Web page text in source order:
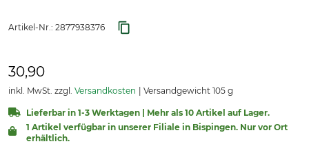
Artikel-Nr.: 2877938376
30,90
inkl. MwSt. zzgl. Versandkosten Versandgewicht 105 g
Lieferbar in 1-3 Werktagen | Mehr als 10 Artikel auf Lager.
1 Artikel verfügbar in unserer Filiale in Bispingen. Nur vor Ort
erhältlich.